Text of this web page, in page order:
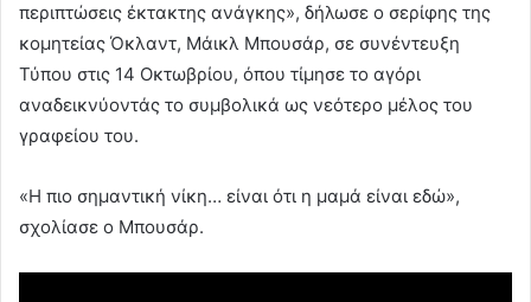
περιπτώσεις έκτακτης ανάγκης», δήλωσε ο σερίφης της
κομητείας Όκλαντ, Μάικλ Μπουσάρ, σε συνέντευξη
Τύπου στις 14 Οκτωβρίου, όπου τίμησε το αγόρι
αναδεικνύοντάς το συμβολικά ως νεότερο μέλος του
γραφείου του.
«Η πιο σημαντική νίκη… είναι ότι η μαμά είναι εδώ»,
σχολίασε ο Μπουσάρ.